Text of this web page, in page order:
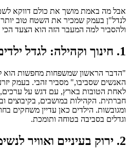
אבל מה באמת מושך את כולם דווקא
לנדל"ן בעמק שמכיר את השטח טוב
ולהסביר למה המעבר הזה הוא הצעד
1. חינוך וקהילה: לגדל ילדים כמו פעם
"הדבר הראשון שמשפחות מחפשות הוא
האנשים שסביבו," מסביר זהבי. בעמק
לאחת הטובות בארץ, עם דגש על ערכים,
חברתית. הקהילות במושבים, בקיבוצים
ומגובשות. הילדים כאן עדיין משחקים
וגדלים בסביבה בטוחה ותומכת.
2. ירוק בעיניים ואוויר לנשימה